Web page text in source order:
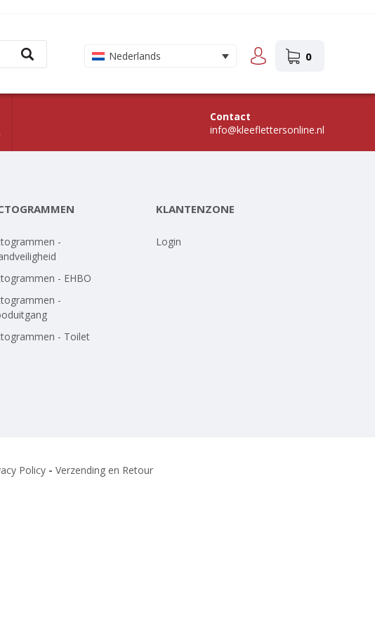
Nederlands 0
Contact
info@kleeflettersonline.nl
-
- EHBO
-
- Toilet
KLANTENZONE
Login
Policy- Verzending en Retour